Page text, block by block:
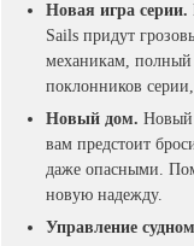
Новая игра серии.
Sails придут
механикам, полный
поклонников
Новый дом. Новый
вам предстоит
даже опасными.
новую надежду.
Управление